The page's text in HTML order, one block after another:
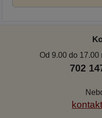
Od 9.00 do
702